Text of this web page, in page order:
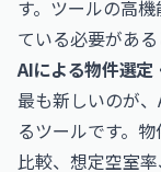
す。ツールの高
ている必要がある
AIによる物件選定
最も新しいのが
るツールです。
比較、想定空室率